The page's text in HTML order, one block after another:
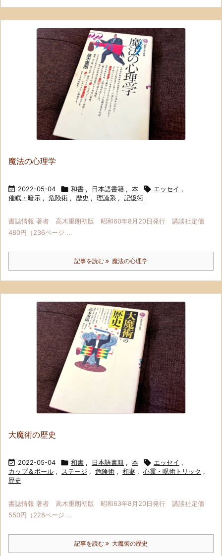
魔法の心理学
 2022-05-04  和書 , 日本語書籍 , 本  エッセイ ,
催眠・暗示 , 危険術 , 歴史 , 理論系 , 記憶術
書誌情報 著者 高木重朗初版 昭和60年8月20日発行 講談社定価
480円（236ページ ...
記事を読む 魔法の心理学
大魔術の歴史
 2022-05-04  和書 , 日本語書籍 , 本  エッセイ ,
カップ＆ボール , ステージ , 危険術 , 和妻 , 心霊・呪術トリック ,
歴史
書誌情報 著者 高木重朗初版 昭和63年8月20日発行 講談社定価
550円（228ページ ...
記事を読む 大魔術の歴史